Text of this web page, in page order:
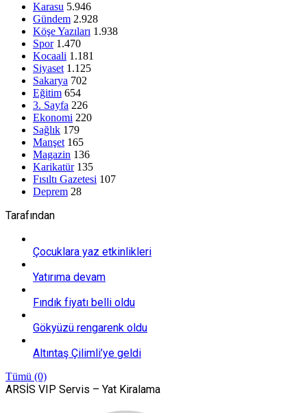
Karasu 5.946
Gündem 2.928
Köşe Yazıları 1.938
Spor 1.470
Kocaali 1.181
Siyaset 1.125
Sakarya 702
Eğitim 654
3. Sayfa 226
Ekonomi 220
Sağlık 179
Manşet 165
Magazin 136
Karikatür 135
Fısıltı Gazetesi 107
Deprem 28
Tarafından
Çocuklara yaz etkinlikleri
Yatırıma devam
Fındık fiyatı belli oldu
Gökyüzü rengarenk oldu
Altıntaş Çilimli’ye geldi
Tümü (0)
ARSİS VIP Servis – Yat Kiralama